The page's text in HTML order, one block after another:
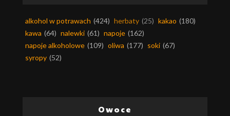
alkohol w potrawach (424) herbaty (25) kakao (180)
kawa (64) nalewki (61) napoje (162)
napoje alkoholowe (109) oliwa (177) soki (67)
syropy (52)
Owoce